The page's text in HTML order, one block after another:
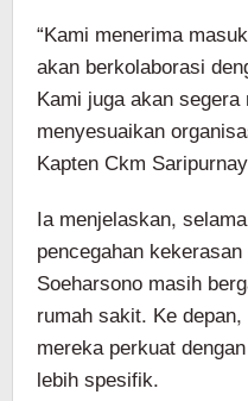
“Kami menerima
akan berkolaborasi
Kami juga akan
menyesuaikan
Kapten Ckm
Ia menjelaskan,
pencegahan
Soeharsono masih
rumah sakit. Ke
mereka perkuat
lebih spesifik.